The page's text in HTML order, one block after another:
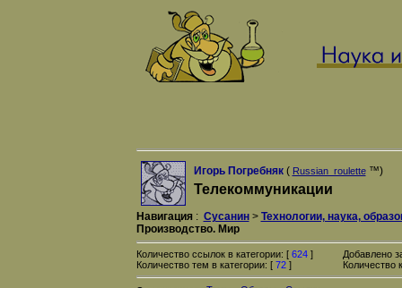
Игорь Погребняк( Russian_roulette™)
Телекоммуникации
Навигация: Сусанин> Технологии, наука,
Производство. Мир
Количество ссылок в категории: [ 624]
Количество тем в категории: [ 72]
Добавлено
Количество